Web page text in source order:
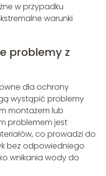
w przypadku
warunki
problemy z
dla ochrony
wystąpić problemy
montażem lub
problemem jest
co prowadzi do
bez odpowiedniego
wnikania wody do